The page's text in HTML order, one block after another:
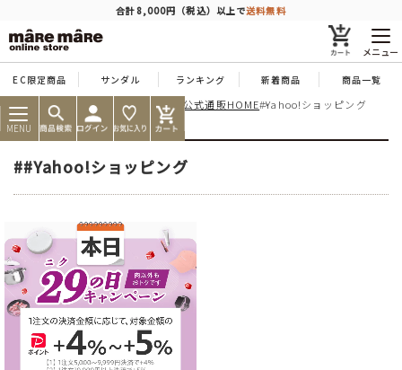
合計8,000円（税込）以上で送料無料
メニュー
EC限定商品 サンダル ランキング 新着商品 商品一覧
MENU
痛くならない靴ならマーレマーレ公式通販HOME#Yahoo!ショッピング
##Yahoo!ショッピング
商品を探す
人気ワード #コンフォート #パンプス #スニーカー #ブーツ
タイプ
カテゴリー
特徴
ブランド